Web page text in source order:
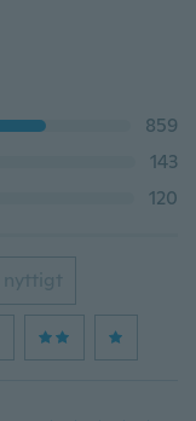
859
143
120
nyttigt